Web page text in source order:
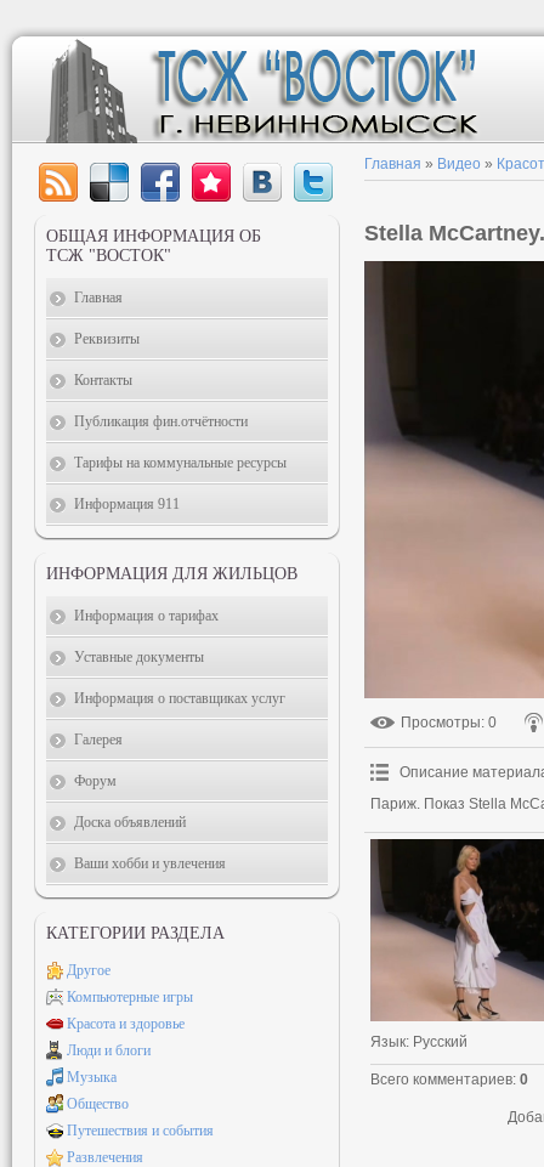
Главная » Видео »
Stella
Просмотры: 0
Описание
Париж. Показ Stella
Язык: Русский
Всего комментариев: 0
ОБЩАЯ ИНФОРМАЦИЯ ОБ
ТСЖ "ВОСТОК"
Главная
Реквизиты
Контакты
Публикация фин.отчётности
Тарифы на коммунальные ресурсы
Информация 911
ИНФОРМАЦИЯ ДЛЯ ЖИЛЬЦОВ
Информация о тарифах
Уставные документы
Информация о поставщиках услуг
Галерея
Форум
Доска объявлений
Ваши хобби и увлечения
КАТЕГОРИИ РАЗДЕЛА
Другое
Компьютерные игры
Красота и здоровье
Люди и блоги
Музыка
Общество
Путешествия и события
Развлечения